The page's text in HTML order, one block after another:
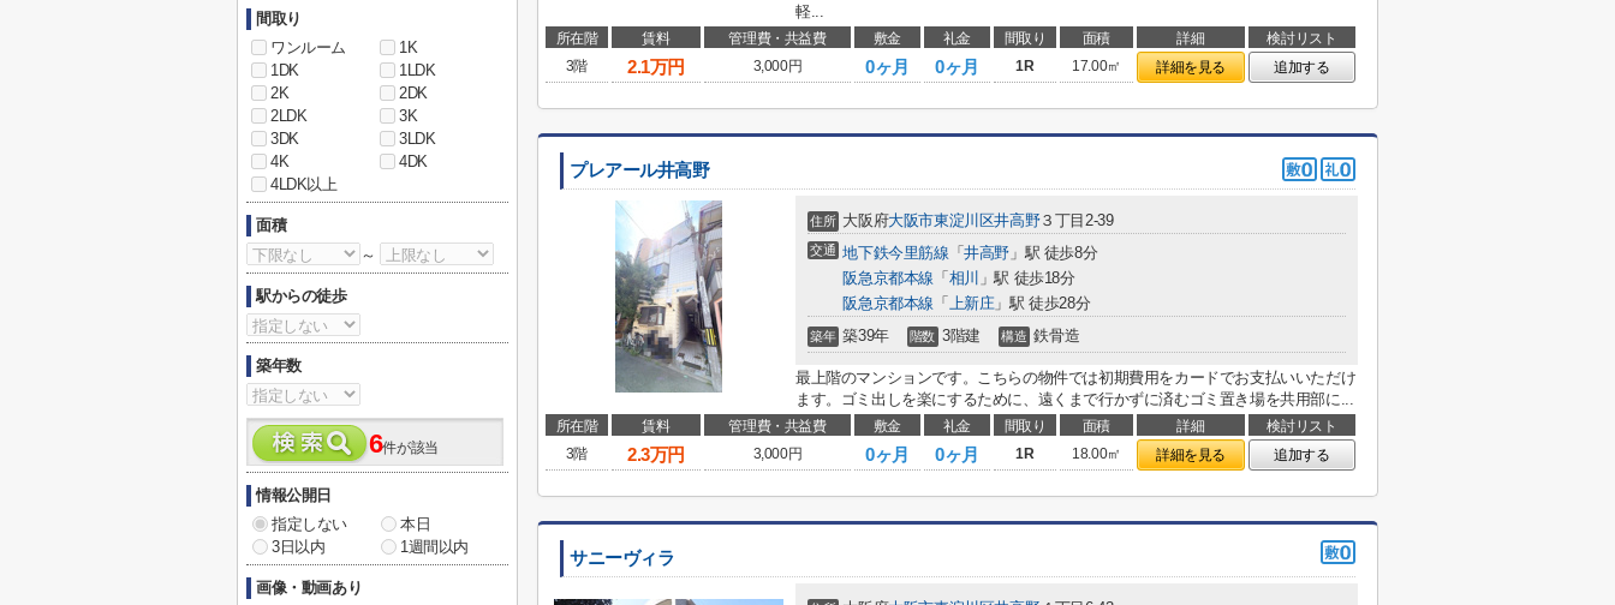
軽...
所在階 賃料 管理費・共益費 敷金 礼金 間取り 面積 詳細
検討リスト
3階
2.1万円 3,000円 0ヶ月 0ヶ月 1R 17.00㎡ 詳細を見る 追加する
プレアール井高野
住所 大阪府大阪市東淀川区井高野３丁目2-39
交通 地下鉄今里筋線 「井高野 」駅 徒歩8分
阪急京都本線 「 相川 」駅 徒歩18分
阪急京都本線 「 上新庄」駅 徒歩28分
築年 築39年 階数 3階建 構造 鉄骨造
最上階のマンションです。こちらの物件では初期費用をカードでお支払いいただけ
ます。ゴミ出しを楽にするために、遠くまで行かずに済むゴミ置き場を共用部に...
所在階 賃料 管理費・共益費 敷金 礼金 間取り 面積 詳細
検討リスト
3階
2.3万円 3,000円 0ヶ月 0ヶ月 1R 18.00㎡ 詳細を見る 追加する
サニーヴィラ
間取り
ワンルーム
1K
1DK
1LDK
2K
2DK
2LDK
3K
3DK
3LDK
4K
4DK
4LDK以上
面積
～
駅からの徒歩
築年数
6件が該当
情報公開日
指定しない
本日
3日以内
1週間以内
画像・動画あり